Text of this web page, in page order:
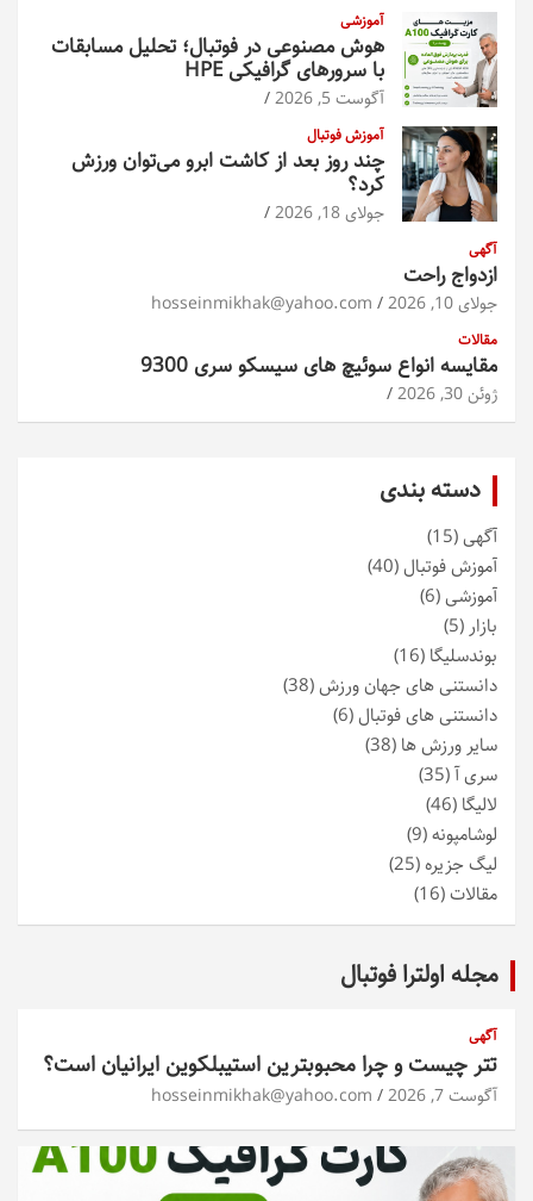
آموزشی
هوش مصنوعی در فوتبال؛ تحلیل مسابقات
با سرورهای گرافیکی HPE
آگوست 5, 2026
آموزش فوتبال
چند روز بعد از کاشت ابرو می‌توان ورزش
کرد؟
جولای 18, 2026
آگهی
ازدواج راحت
جولای 10, 2026 hosseinmikhak@yahoo.com
مقالات
مقایسه انواع سوئیچ های سیسکو سری 9300
ژوئن 30, 2026
دسته بندی
آگهی(15)
آموزش فوتبال(40)
آموزشی(6)
بازار (5)
بوندسلیگا (16)
دانستنی های جهان ورزش(38)
دانستنی های فوتبال(6)
سایر ورزش ها (38)
سری آ(35)
لالیگا (46)
لوشامپونه(9)
لیگ جزیره(25)
مقالات(16)
مجله اولترا فوتبال
آگهی
تتر چیست و چرا محبوبترین استیبلکوین ایرانیان است؟
آگوست 7, 2026 hosseinmikhak@yahoo.com